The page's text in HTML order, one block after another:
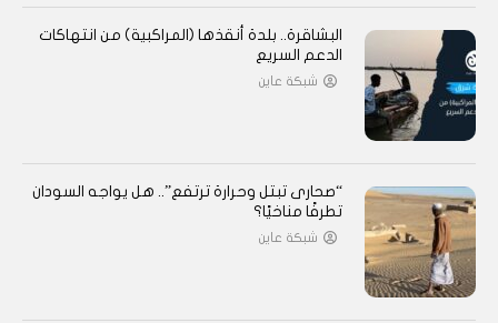
البشاقرة.. بلدة أنقذها (المراكبية) من انتهاكات
الدعم السريع
شبكة عاين
“صحارى تبتل وحرارة ترتفع”.. هل يواجه السودان
تطرفًا مناخيًا؟
شبكة عاين